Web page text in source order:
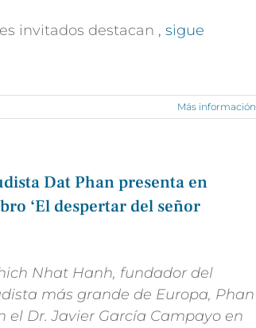
invitados destacan , sigue
Más información
Dat Phan presenta en
‘El despertar del señor
Nhat Hanh, fundador del
más grande de Europa, Phan
el Dr. Javier García Campayo en